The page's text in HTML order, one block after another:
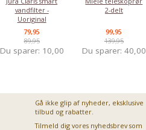
vandfilter -
Uoriginal
79,95
89,95
Du sparer: 10,00
2-delt
99,95
139,95
Du sparer: 40,00
Gå ikke glip af nyheder, eksklusive
tilbud og rabatter.
Tilmeld dig vores nyhedsbrev som